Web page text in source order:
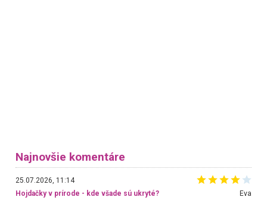
Najnovšie komentáre
25.07.2026, 11:14
Hojdačky v prírode - kde všade sú ukryté?
Eva